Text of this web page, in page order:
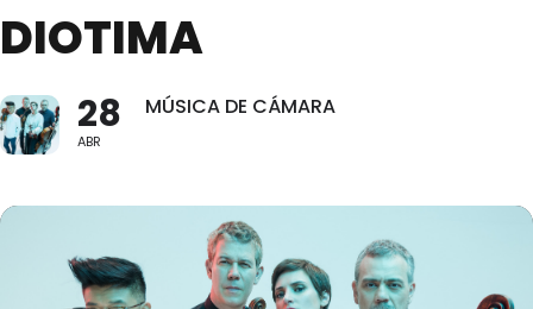
DIOTIMA
28
ABR
MÚSICA DE CÁMARA